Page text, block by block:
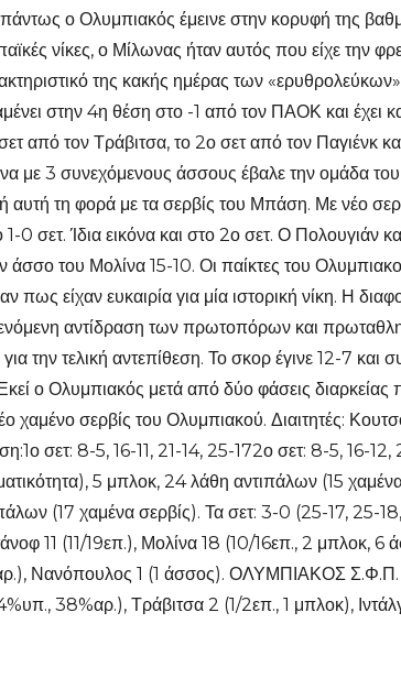
ο Ολυμπιακός έμεινε στην κορυφή της
νίκες, ο Μίλωνας ήταν αυτός που είχε την
της κακής ημέρας των
στην 4η θέση στο -1 από τον ΠΑΟΚ και έχει
από τον Τράβιτσα, το 2ο σετ από τον Παγιένκ
με 3 συνεχόμενους άσσους έβαλε την ομάδα
τη φορά με τα σερβίς του Μπάση. Με νέο
1-0 σετ. Ίδια εικόνα και στο 2ο σετ. Ο
του Μολίνα 15-10. Οι παίκτες του
είχαν ευκαιρία για μία ιστορική νίκη. Η
αντίδραση των πρωτοπόρων και
την τελική αντεπίθεση. Το σκορ έγινε 12-7
ο Ολυμπιακός μετά από δύο φάσεις
χαμένο σερβίς του Ολυμπιακού. Διαιτητές:
σετ: 8-5, 16-11, 21-14, 25-172ο σετ: 8-5, 16-
5 μπλοκ, 24 λάθη αντιπάλων (15
(17 χαμένα σερβίς). Τα σετ: 3-0 (25-17,
11 (11/19επ.), Μολίνα 18 (10/16επ., 2 μπλοκ,
Νανόπουλος 1 (1 άσσος). ΟΛΥΜΠΙΑΚΟΣ Σ.Φ.Π.
38%αρ.), Τράβιτσα 2 (1/2επ., 1 μπλοκ),